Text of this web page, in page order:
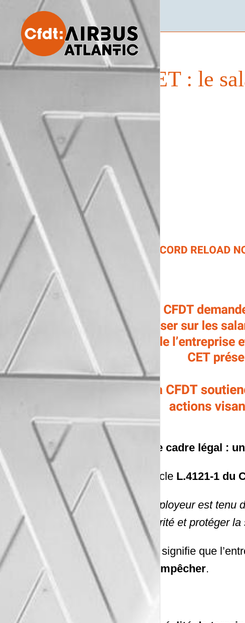
CET : le
Le cadre légal :
L’article L.4121-1 du
L’employeur est tenu
sécurité et protéger
Cela signifie que
les empêcher.